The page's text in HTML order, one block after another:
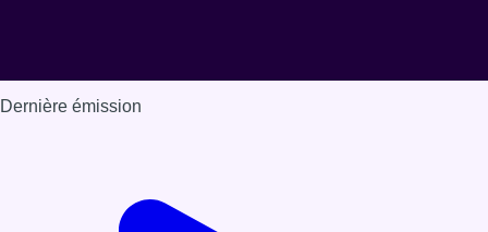
Dernière émission